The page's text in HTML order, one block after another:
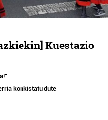
Kuestazio
konkistatu dute